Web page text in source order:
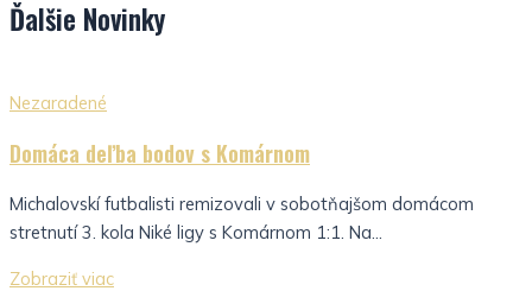
Ďalšie Novinky
Nezaradené
Domáca deľba bodov s Komárnom
Michalovskí futbalisti remizovali v sobotňajšom domácom
stretnutí 3. kola Niké ligy s Komárnom 1:1. Na...
Zobraziť viac